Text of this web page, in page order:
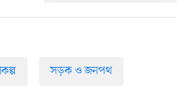
সড়ক ও জনপথ